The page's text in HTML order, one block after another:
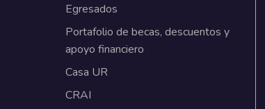
Egresados
Portafolio de becas, descuentos y
apoyo financiero
Casa UR
CRAI